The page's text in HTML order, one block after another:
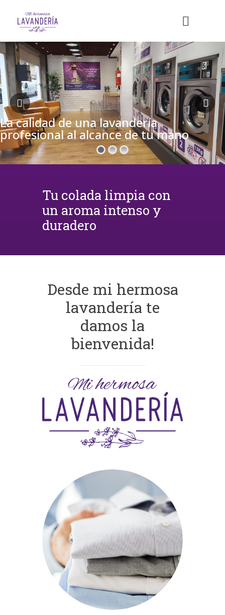
La calidad de una lavandería
profesional al alcance de tu mano
Tu colada limpia con
un aroma intenso y
duradero
Desde mi hermosa
lavandería te
damos la
bienvenida!